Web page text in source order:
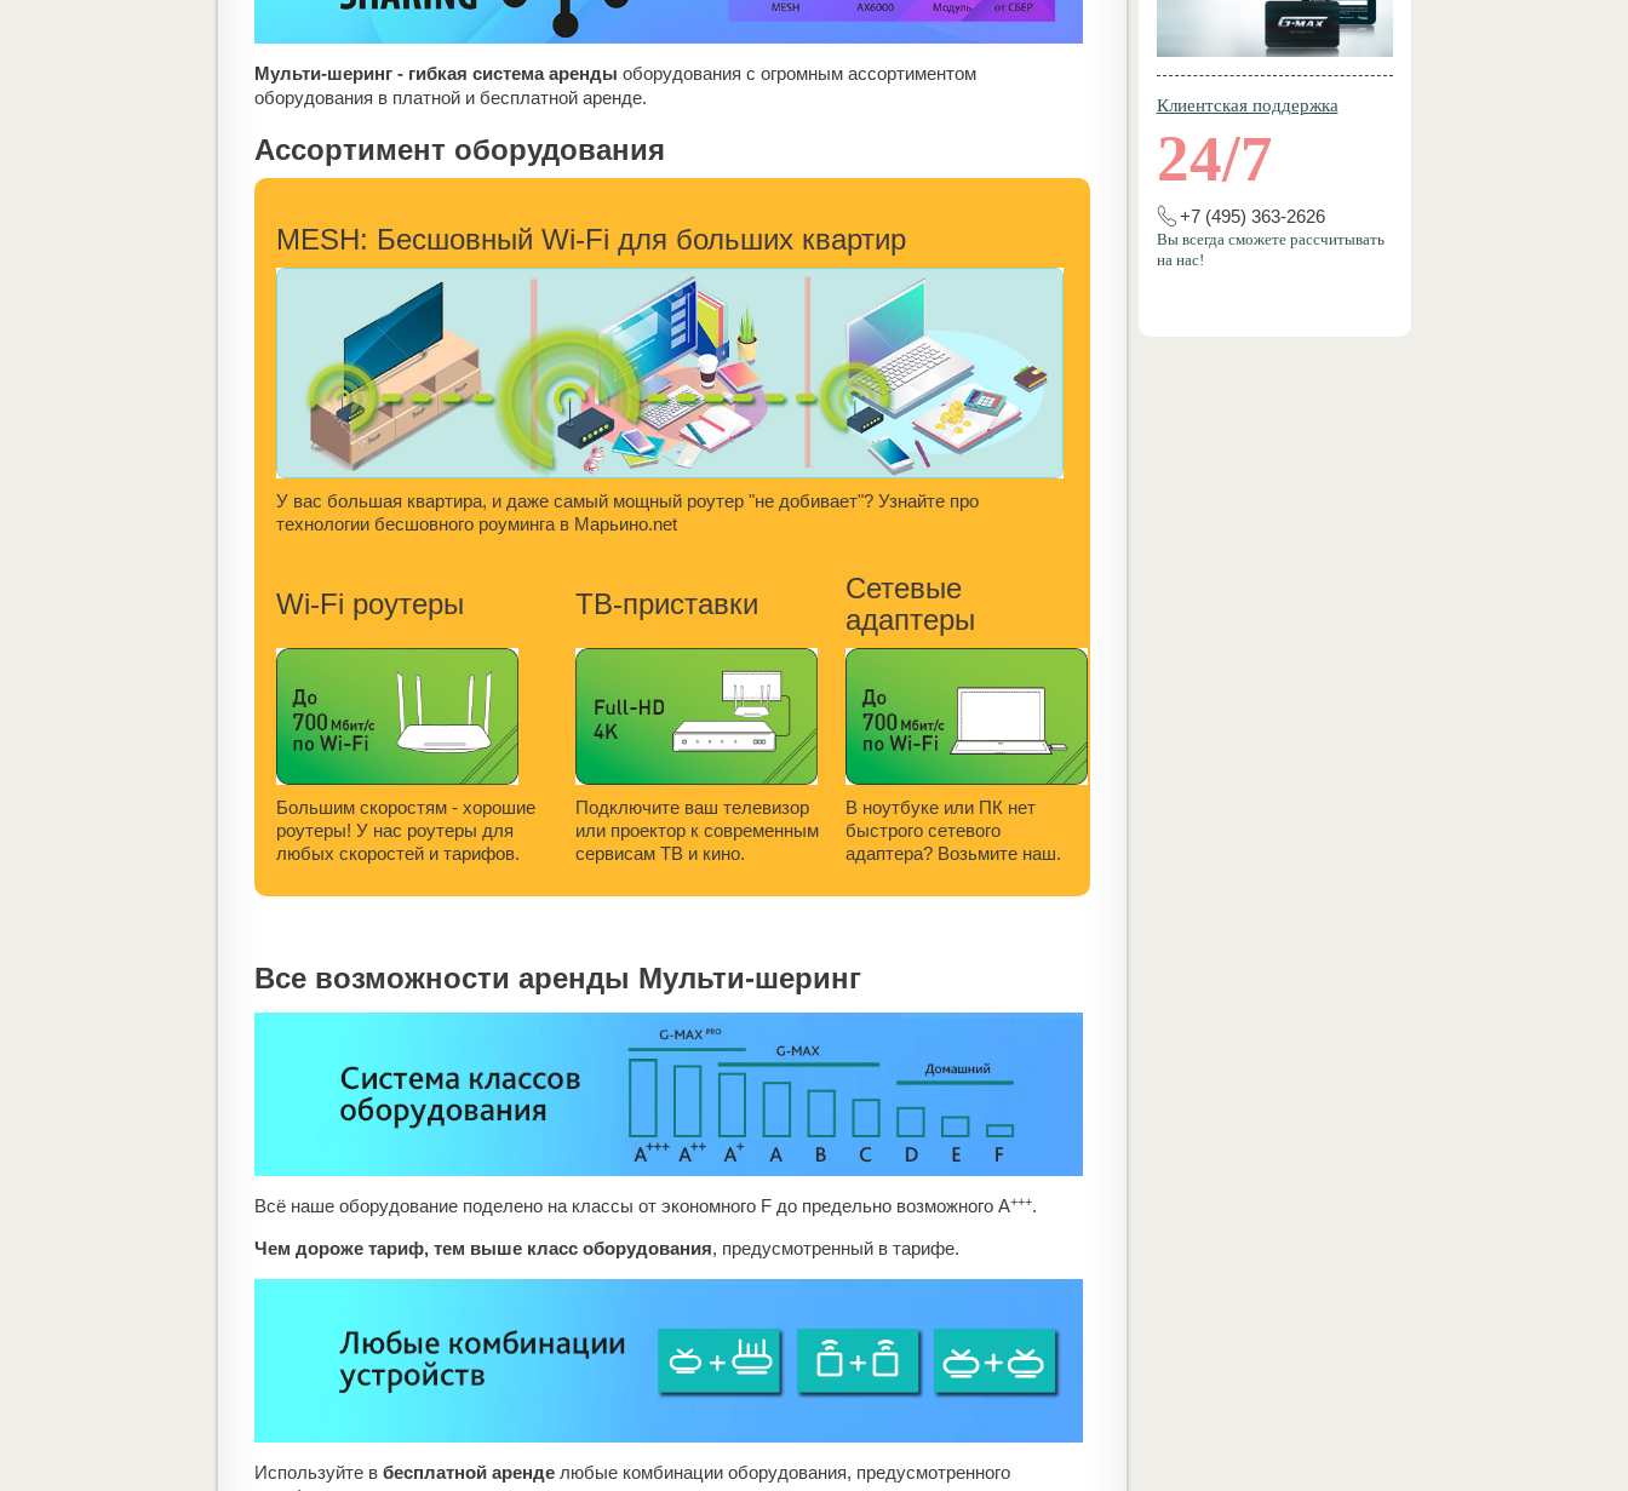
Мульти-шеринг - гибкая система аренды оборудования с огромным ассортиментом
оборудования в платной и бесплатной аренде.
Ассортимент оборудования
MESH: Бесшовный Wi-Fi для больших квартир
У вас большая квартира, и даже самый мощный роутер "не добивает"? Узнайте про
технологии бесшовного роуминга в Марьино.net
Wi-Fi роутеры ТВ-приставки
Сетевые
адаптеры
Большим скоростям - хорошие
роутеры! У нас роутеры для
любых скоростей и тарифов.
Подключите ваш телевизор
или проектор к современным
сервисам ТВ и кино.
В ноутбуке или ПК нет
быстрого сетевого
адаптера? Возьмите наш.
Все возможности аренды Мульти-шеринг
Всё наше оборудование поделено на классы от экономного F до предельно возможного A+++.
Чем дороже тариф, тем выше класс оборудования, предусмотренный в тарифе.
Используйте в бесплатной аренделюбые комбинации оборудования, предусмотренного
Клиентская поддержка
24/7
+7 (495) 363-2626
Вы всегда сможете рассчитывать
на нас!